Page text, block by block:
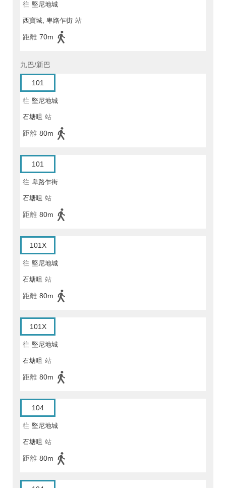
往 堅尼地城
西寶城, 卑路乍街 站
距離 70m
九巴/新巴
101
往 堅尼地城
石塘咀 站
距離 80m
101
往 卑路乍街
石塘咀 站
距離 80m
101X
往 堅尼地城
石塘咀 站
距離 80m
101X
往 堅尼地城
石塘咀 站
距離 80m
104
往 堅尼地城
石塘咀 站
距離 80m